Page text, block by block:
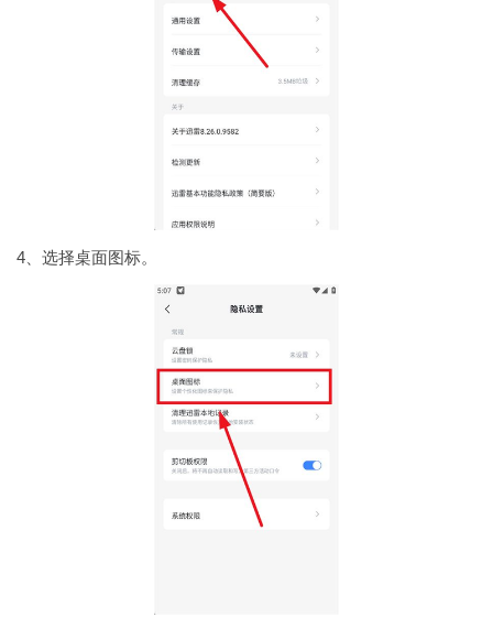
4、选择桌面图标。